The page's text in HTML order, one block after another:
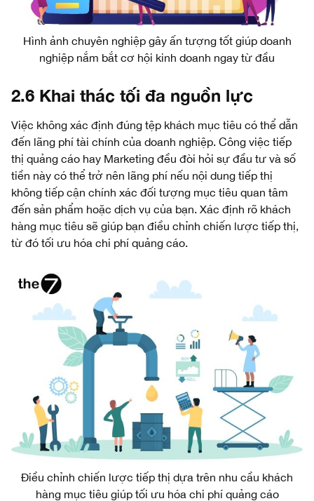
Hình ảnh chuyên nghiệp gây ấn tượng tốt giúp doanh
nghiệp nắm bắt cơ hội kinh doanh ngay từ đầu
2.6 Khai thác tối đa nguồn lực
Việc không xác định đúng tệp khách mục tiêu có thể dẫn
đến lãng phí tài chính của doanh nghiệp. Công việc tiếp
thị quảng cáo hay Marketing đều đòi hỏi sự đầu tư và số
tiền này có thể trở nên lãng phí nếu nội dung tiếp thị
không tiếp cận chính xác đối tượng mục tiêu quan tâm
đến sản phẩm hoặc dịch vụ của bạn. Xác định rõ khách
hàng mục tiêu sẽ giúp bạn điều chỉnh chiến lược tiếp thị,
từ đó tối ưu hóa chi phí quảng cáo.
Điều chỉnh chiến lược tiếp thị dựa trên nhu cầu khách
hàng mục tiêu giúp tối ưu hóa chi phí quảng cáo